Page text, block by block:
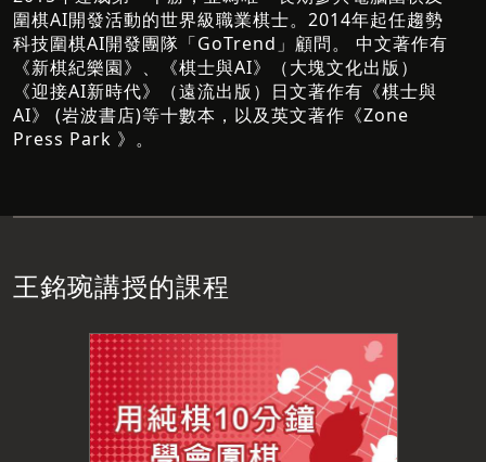
圍棋AI開發活動的世界級職業棋士。2014年起任趨勢
科技圍棋AI開發團隊「GoTrend」顧問。 中文著作有
《新棋紀樂園》、《棋士與AI》（大塊文化出版）
《迎接AI新時代》（遠流出版）日文著作有《棋士與
AI》 (岩波書店)等十數本，以及英文著作《Zone
Press Park 》。
王銘琬講授的課程